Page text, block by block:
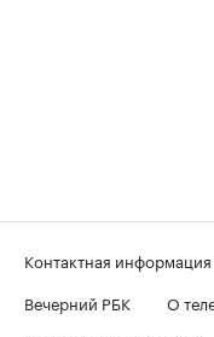
Контактная информация
Вечерний РБК
О